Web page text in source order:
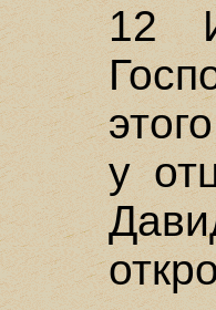
12
у